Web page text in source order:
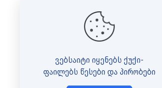
ვებსაიტი იყენებს ქუქი-
ფაილებს წესები და პირობები